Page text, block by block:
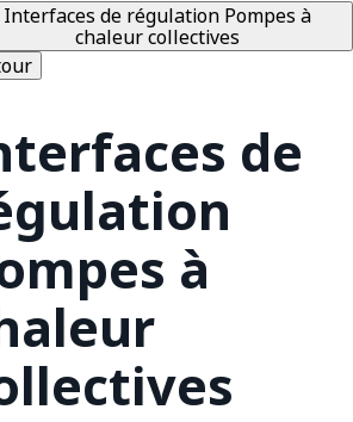
Interfaces de régulation Pompes à
chaleur collectives
de
à